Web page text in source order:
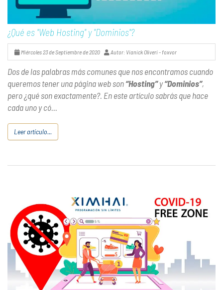
¿Qué es "Web Hosting" y "Dominios"?
Miércoles 23 de Septiembre de 2020 Autor: Vianick Oliveri - foxvor
Dos de las palabras más comunes que nos encontramos cuando
queremos tener una página web son“Hosting”y“Dominios”,
pero ¿qué son exactamente?. En este artículo sabrás que hace
cada uno y có...
Leer artículo...